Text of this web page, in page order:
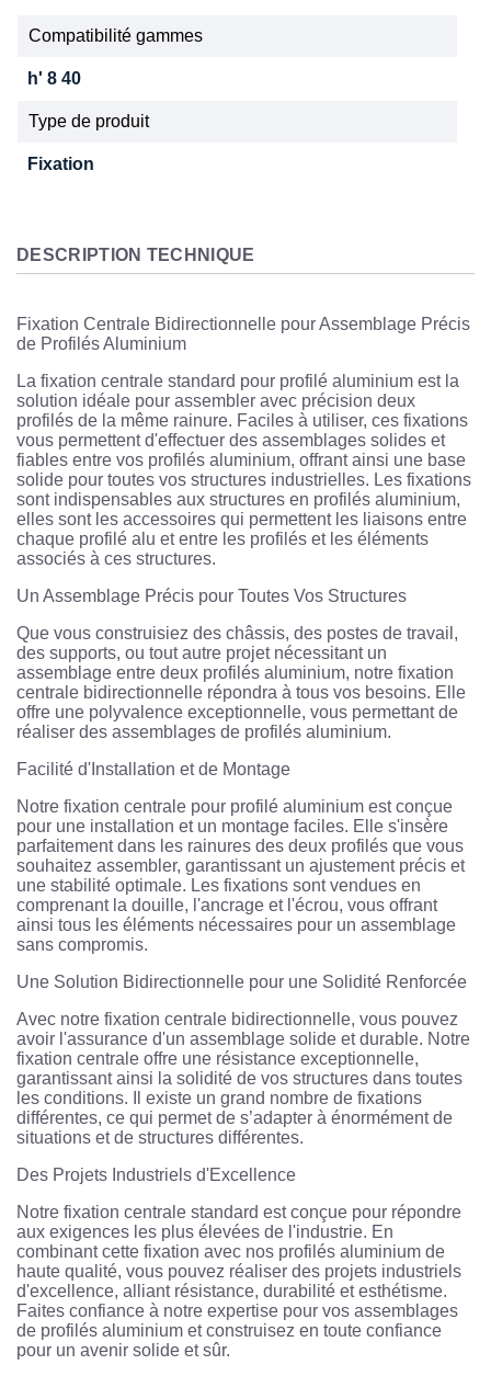
Compatibilité gammes
h' 8 40
Type de produit
Fixation
DESCRIPTION TECHNIQUE
Fixation Centrale Bidirectionnelle pour Assemblage Précis
de Profilés Aluminium
La fixation centrale standard pour profilé aluminium est la
solution idéale pour assembler avec précision deux
profilés de la même rainure. Faciles à utiliser, ces fixations
vous permettent d'effectuer des assemblages solides et
fiables entre vos profilés aluminium, offrant ainsi une base
solide pour toutes vos structures industrielles. Les fixations
sont indispensables aux structures en profilés aluminium,
elles sont les accessoires qui permettent les liaisons entre
chaque profilé alu et entre les profilés et les éléments
associés à ces structures.
Un Assemblage Précis pour Toutes Vos Structures
Que vous construisiez des châssis, des postes de travail,
des supports, ou tout autre projet nécessitant un
assemblage entre deux profilés aluminium, notre fixation
centrale bidirectionnelle répondra à tous vos besoins. Elle
offre une polyvalence exceptionnelle, vous permettant de
réaliser des assemblages de profilés aluminium.
Facilité d'Installation et de Montage
Notre fixation centrale pour profilé aluminium est conçue
pour une installation et un montage faciles. Elle s'insère
parfaitement dans les rainures des deux profilés que vous
souhaitez assembler, garantissant un ajustement précis et
une stabilité optimale. Les fixations sont vendues en
comprenant la douille, l'ancrage et l'écrou, vous offrant
ainsi tous les éléments nécessaires pour un assemblage
sans compromis.
Une Solution Bidirectionnelle pour une Solidité Renforcée
Avec notre fixation centrale bidirectionnelle, vous pouvez
avoir l'assurance d'un assemblage solide et durable. Notre
fixation centrale offre une résistance exceptionnelle,
garantissant ainsi la solidité de vos structures dans toutes
les conditions. Il existe un grand nombre de fixations
différentes, ce qui permet de s’adapter à énormément de
situations et de structures différentes.
Des Projets Industriels d'Excellence
Notre fixation centrale standard est conçue pour répondre
aux exigences les plus élevées de l'industrie. En
combinant cette fixation avec nos profilés aluminium de
haute qualité, vous pouvez réaliser des projets industriels
d'excellence, alliant résistance, durabilité et esthétisme.
Faites confiance à notre expertise pour vos assemblages
de profilés aluminium et construisez en toute confiance
pour un avenir solide et sûr.